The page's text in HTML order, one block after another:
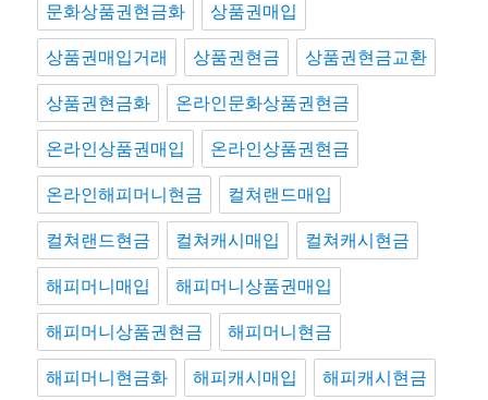
문화상품권현금화 상품권매입
상품권매입거래 상품권현금 상품권현금교환
상품권현금화 온라인문화상품권현금
온라인상품권매입 온라인상품권현금
온라인해피머니현금 컬쳐랜드매입
컬쳐랜드현금 컬쳐캐시매입 컬쳐캐시현금
해피머니매입 해피머니상품권매입
해피머니상품권현금 해피머니현금
해피머니현금화 해피캐시매입 해피캐시현금